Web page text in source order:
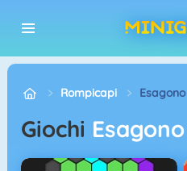
Rompicapi Esagono
Giochi Esagono